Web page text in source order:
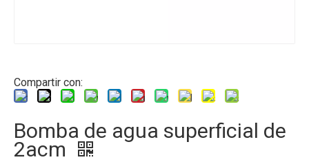
Compartir con:
Bomba de agua superficial de
2acm